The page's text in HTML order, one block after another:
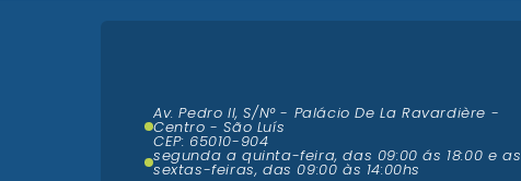
Av. Pedro II, S/N° - Palácio De La Ravardière -
Centro - São Luís
CEP: 65010-904
segunda a quinta-feira, das 09:00 ás 18:00 e as
sextas-feiras, das 09:00 às 14:00hs